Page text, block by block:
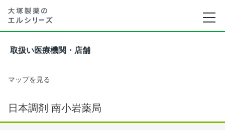
取扱い医療機関・店舗
マップを見る
日本調剤 南小岩薬局